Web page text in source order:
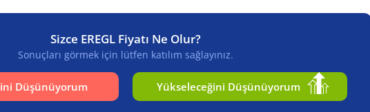
Sizce EREGL Fiyatı Ne Olur?
Sonuçları görmek için lütfen katılım sağlayınız.
Düşünüyorum Yükseleceğini Düşünüyorum